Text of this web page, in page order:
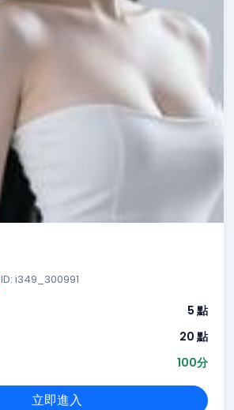
ID: i349_300991
5 點
20 點
100分
立即進入